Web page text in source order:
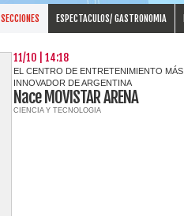
SECCIONES ESPECTACULOS/ GASTRONOMIA
11/10 | 14:18
EL CENTRO DE ENTRETENIMIENTO MÁS
INNOVADOR DE ARGENTINA
Nace MOVISTAR ARENA
CIENCIA Y TECNOLOGIA